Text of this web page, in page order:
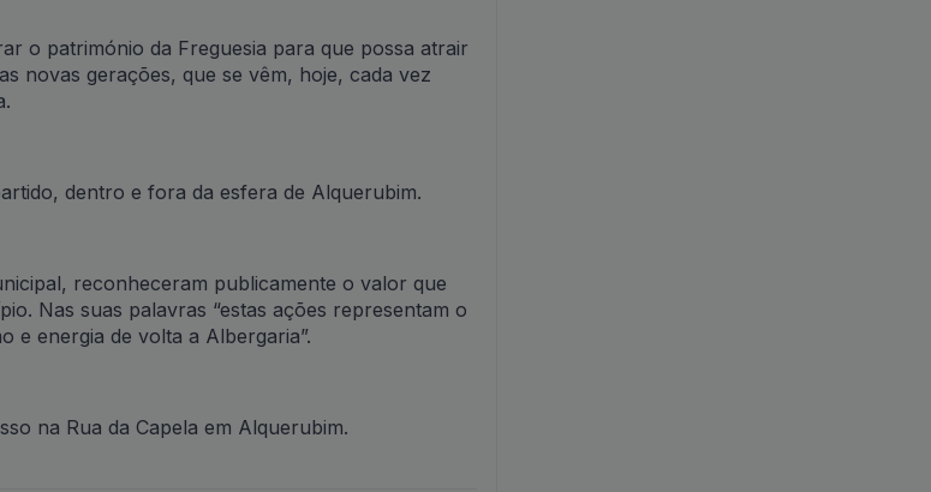
o património da Freguesia para que possa atrair
novas gerações, que se vêm, hoje, cada vez
dentro e fora da esfera de Alquerubim.
reconheceram publicamente o valor que
Nas suas palavras “estas ações representam o
e energia de volta a Albergaria”.
na Rua da Capela em Alquerubim.